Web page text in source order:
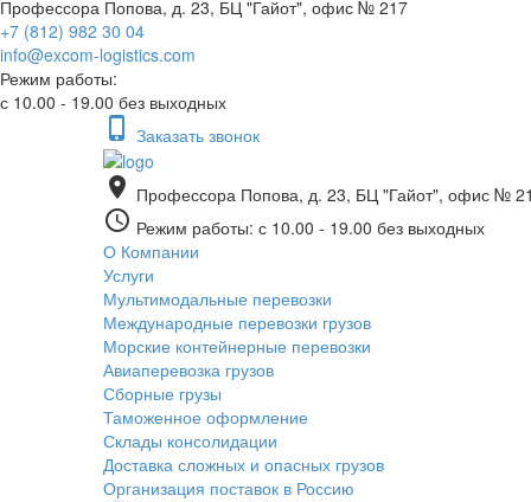
Профессора Попова, д. 23, БЦ "Гайот", офис № 217
+7 (812) 982 30 04
info@excom-logistics.com
Режим работы:
с 10.00 - 19.00 без выходных
phone_iphone Заказать звонок
place Профессора Попова, д. 23, БЦ "Гайот", офис №
access_time Режим работы: с 10.00 - 19.00 без выходных
О Компании
Услуги
Мультимодальные перевозки
Международные перевозки грузов
Морские контейнерные перевозки
Авиаперевозка грузов
Сборные грузы
Таможенное оформление
Склады консолидации
Доставка сложных и опасных грузов
Организация поставок в Россию